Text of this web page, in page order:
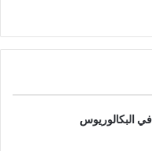
البكالوريوس